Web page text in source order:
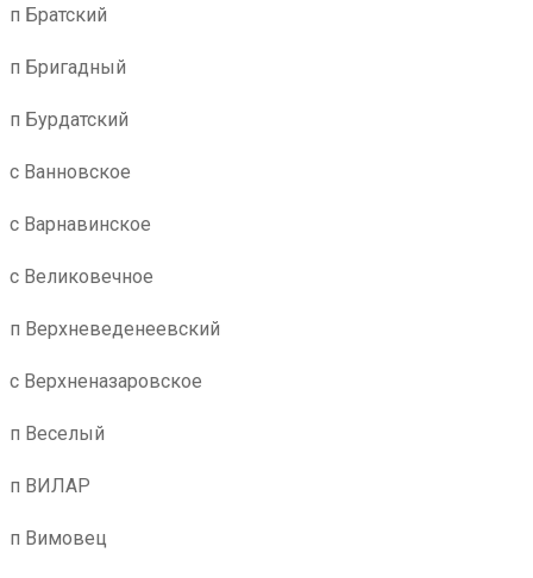
п Братский
п Бригадный
п Бурдатский
с Ванновское
с Варнавинское
с Великовечное
п Верхневеденеевский
с Верхненазаровское
п Веселый
п ВИЛАР
п Вимовец